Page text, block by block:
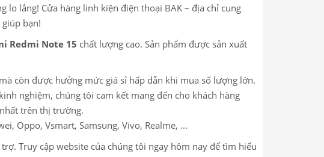
lo lắng! Cửa hàng linh kiện điện thoại BAK – địa chỉ cung
bạn!
Redmi Note 15 chất lượng cao. Sản phẩm được sản xuất
còn được hưởng mức giá sỉ hấp dẫn khi mua số lượng lớn.
nghiệm, chúng tôi cam kết mang đến cho khách hàng
trên thị trường.
Oppo, Vsmart, Samsung, Vivo, Realme, ...
Truy cập website của chúng tôi ngay hôm nay để tìm hiểu